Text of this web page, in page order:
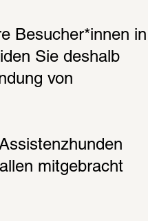
Besucher*innen in
Sie deshalb
von
mitgebracht